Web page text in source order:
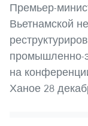
Премьер-
Вьетнамской
промышленно-
на
Ханое 28